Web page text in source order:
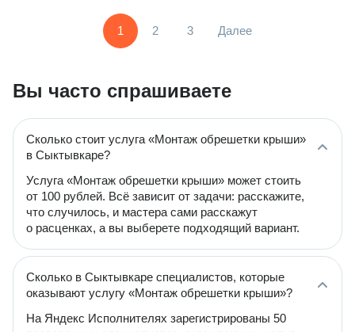
1 2 3 Далее
Вы часто спрашиваете
Сколько стоит услуга «Монтаж обрешетки крыши»
в Сыктывкаре?
Услуга «Монтаж обрешетки крыши» может стоить
от 100 рублей. Всё зависит от задачи: расскажите,
что случилось, и мастера сами расскажут
о расценках, а вы выберете подходящий вариант.
Сколько в Сыктывкаре специалистов, которые
оказывают услугу «Монтаж обрешетки крыши»?
На Яндекс Исполнителях зарегистрированы 50